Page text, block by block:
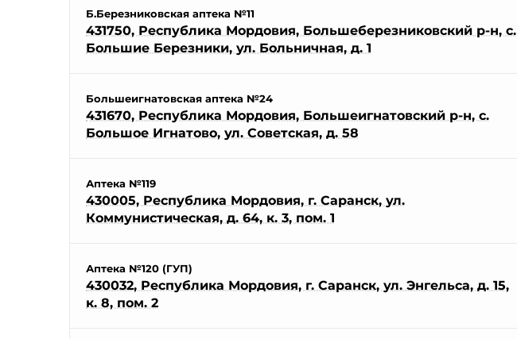
Б.Березниковская аптека №11
431750, Республика Мордовия, Большеберезниковский р-н, с.
Большие Березники, ул. Больничная, д. 1
Большеигнатовская аптека №24
431670, Республика Мордовия, Большеигнатовский р-н, с.
Большое Игнатово, ул. Советская, д. 58
Аптека №119
430005, Республика Мордовия, г. Саранск, ул.
Коммунистическая, д. 64, к. 3, пом. 1
Аптека №120 (ГУП)
430032, Республика Мордовия, г. Саранск, ул. Энгельса, д. 15,
к. 8, пом. 2